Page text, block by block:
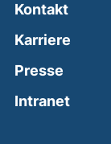
Kontakt
Karriere
Presse
Intranet